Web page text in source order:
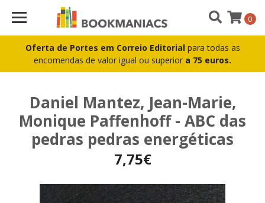
Oferta de Portes em Correio Editorial para todas as
encomendas de valor igual ou superior a 75 euros.
0
Daniel Mantez, Jean-Marie,
Monique Paffenhoff - ABC das
pedras pedras energéticas
7,75€